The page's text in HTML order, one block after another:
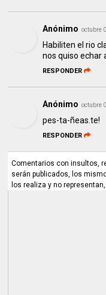
Anónimo octubre
Habiliten el rio
nos quiso echar
RESPONDER
Anónimo octubre
pes-ta-ñeas.te!
RESPONDER
Comentarios con insultos,
serán publicados, los
los realiza y no